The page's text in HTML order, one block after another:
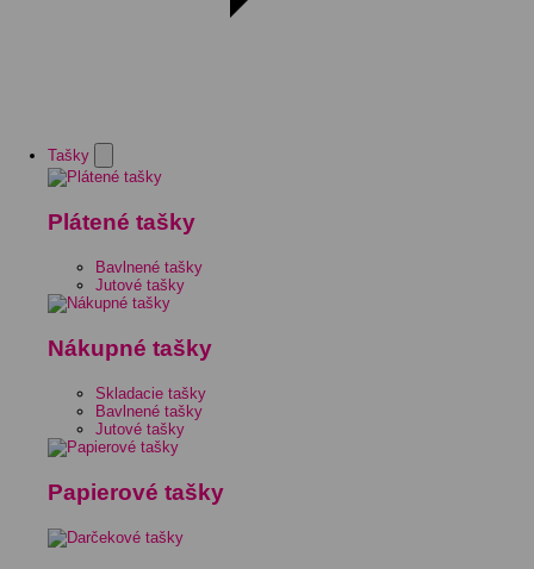
Tašky
Plátené tašky
Bavlnené tašky
Jutové tašky
Nákupné tašky
Skladacie tašky
Bavlnené tašky
Jutové tašky
Papierové tašky